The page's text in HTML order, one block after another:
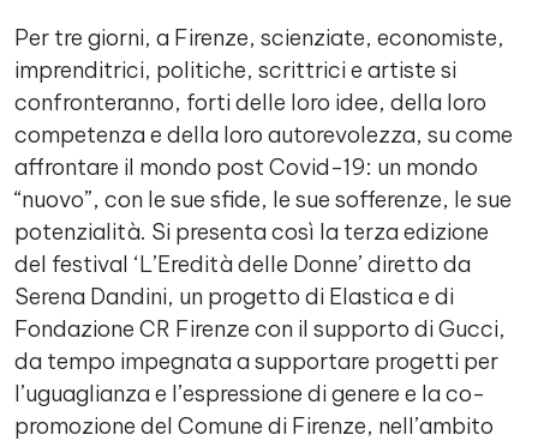
Per tre giorni, a Firenze, scienziate, economiste,
imprenditrici, politiche, scrittrici e artiste si
confronteranno, forti delle loro idee, della loro
competenza e della loro autorevolezza, su come
affrontare il mondo post Covid-19: un mondo
“nuovo”, con le sue sfide, le sue sofferenze, le sue
potenzialità. Si presenta così la terza edizione
del festival ‘L’Eredità delle Donne’ diretto da
Serena Dandini, un progetto di Elastica e di
Fondazione CR Firenze con il supporto di Gucci,
da tempo impegnata a supportare progetti per
l’uguaglianza e l’espressione di genere e la co-
promozione del Comune di Firenze, nell’ambito